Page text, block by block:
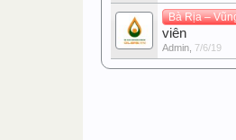
Bà Rịa –
viên
Admin, 7/6/19